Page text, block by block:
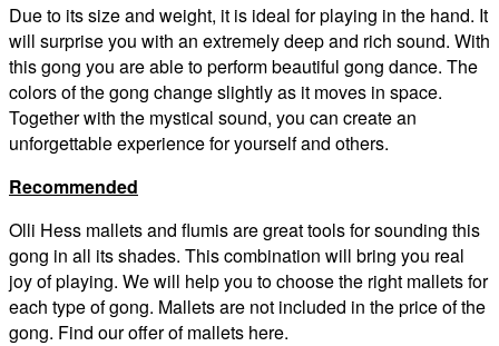
Due to its size and weight, it is ideal for playing in the hand. It
will surprise you with an extremely deep and rich sound. With
this gong you are able to perform beautiful gong dance. The
colors of the gong change slightly as it moves in space.
Together with the mystical sound, you can create an
unforgettable experience for yourself and others.
Recommended
Olli Hess mallets and flumis are great tools for sounding this
gong in all its shades. This combination will bring you real
joy of playing. We will help you to choose the right mallets for
each type of gong. Mallets are not included in the price of the
gong. Find our offer of mallets here.